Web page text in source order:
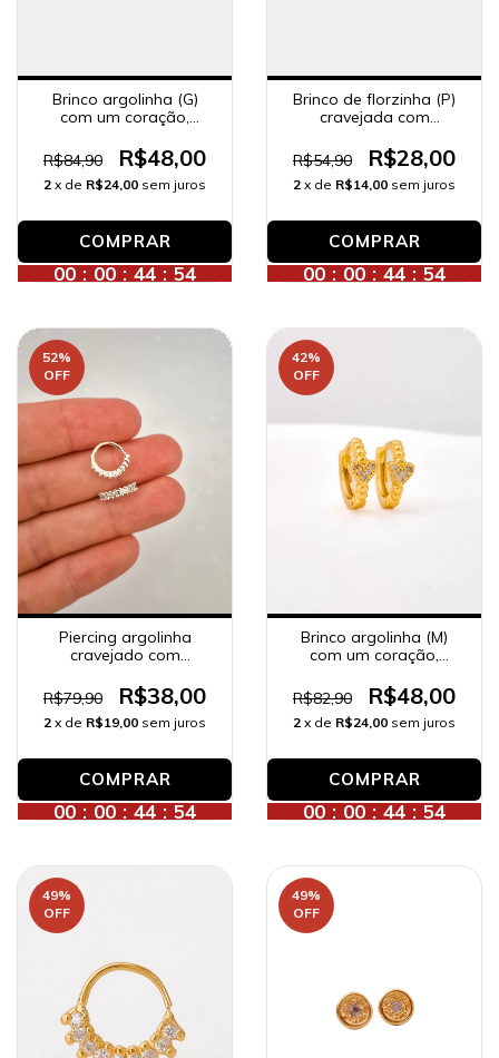
Brinco argolinha (G)
com um coração,
R$84,90
R$48,00
2 x de R$24,00 sem juros
00 : 00 : 44 : 52
Brinco de florzinha (P)
cravejada com
ouro 18K.
R$54,90 R$28,00
2 x de R$14,00 sem juros
00 : 00 : 44 : 52
52%
OFF
Piercing argolinha
cravejado com
banhado a prata.
R$79,90 R$38,00
2 x de R$19,00 sem juros
00 : 00 : 44 : 52
42%
OFF
Brinco argolinha (M)
com um coração,
R$82,90
R$48,00
2 x de R$24,00 sem juros
00 : 00 : 44 : 52
49%
OFF
49%
OFF